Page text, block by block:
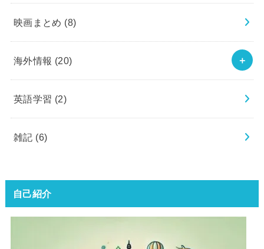
映画まとめ (8)
海外情報 (20)
英語学習 (2)
雑記 (6)
自己紹介